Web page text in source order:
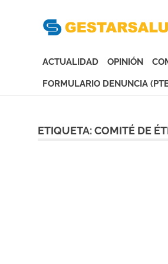
contenido
de
Gestoras
del
la
ACTUALIDAD OPINIÓN
FORMULARIO DENUNCIA
ETIQUETA:COMITÉ DE